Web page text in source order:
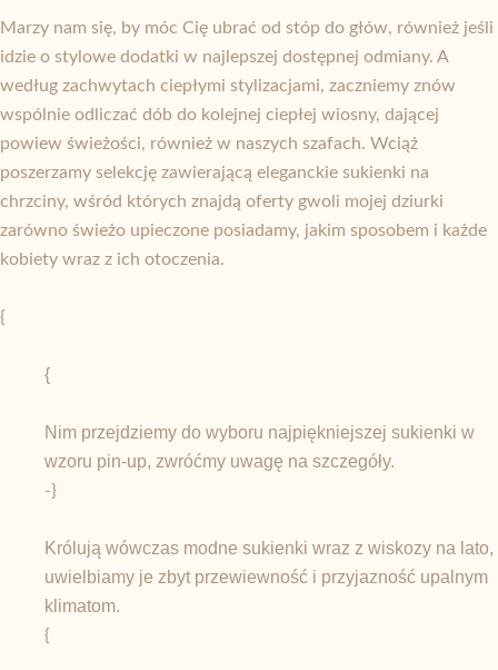
Marzy nam się, by móc Cię ubrać od stóp do głów, również jeśli
idzie o stylowe dodatki w najlepszej dostępnej odmiany. A
według zachwytach ciepłymi stylizacjami, zaczniemy znów
wspólnie odliczać dób do kolejnej ciepłej wiosny, dającej
powiew świeżości, również w naszych szafach. Wciąż
poszerzamy selekcję zawierającą eleganckie sukienki na
chrzciny, wśród których znajdą oferty gwoli mojej dziurki
zarówno świeżo upieczone posiadamy, jakim sposobem i każde
kobiety wraz z ich otoczenia.
{
{
Nim przejdziemy do wyboru najpiękniejszej sukienki w
wzoru pin-up, zwróćmy uwagę na szczegóły.
-}
Królują wówczas modne sukienki wraz z wiskozy na lato,
uwielbiamy je zbyt przewiewność i przyjazność upalnym
klimatom.
{